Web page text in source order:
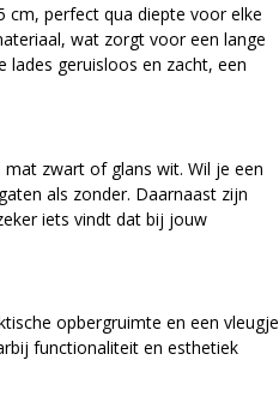
cm, perfect qua diepte voor elke
wat zorgt voor een lange
lades geruisloos en zacht, een
zwart of glans wit. Wil je een
als zonder. Daarnaast zijn
iets vindt dat bij jouw
opbergruimte en een vleugje
functionaliteit en esthetiek